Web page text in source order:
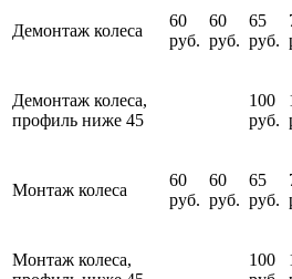
Демонтаж колеса
60
руб.
60
руб.
65
руб.
Демонтаж колеса,
профиль ниже 45
100
руб.
Монтаж колеса
60
руб.
60
руб.
65
руб.
Монтаж колеса,
100